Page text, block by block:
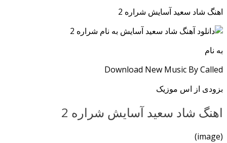
اهنگ شاد سعید آسایش شراره 2
به نام
Download New Music By Called
بزودی از اس موزیک
اهنگ شاد سعید آسایش شراره 2
(image)